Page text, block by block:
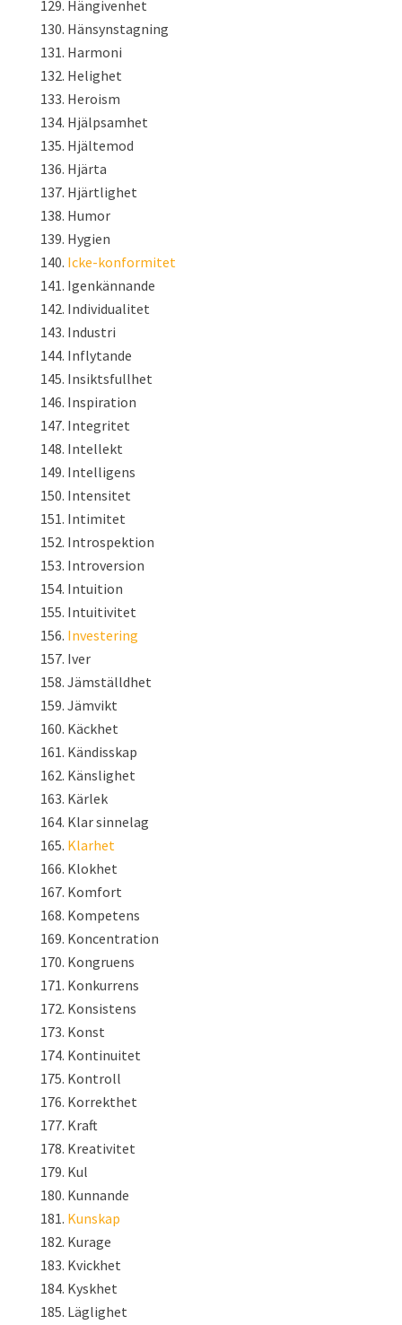
Hängivenhet
Hänsynstagning
Harmoni
Helighet
Heroism
Hjälpsamhet
Hjältemod
Hjärta
Hjärtlighet
Humor
Hygien
Icke-konformitet
Igenkännande
Individualitet
Industri
Inflytande
Insiktsfullhet
Inspiration
Integritet
Intellekt
Intelligens
Intensitet
Intimitet
Introspektion
Introversion
Intuition
Intuitivitet
Investering
Iver
Jämställdhet
Jämvikt
Käckhet
Kändisskap
Känslighet
Kärlek
Klar sinnelag
Klarhet
Klokhet
Komfort
Kompetens
Koncentration
Kongruens
Konkurrens
Konsistens
Konst
Kontinuitet
Kontroll
Korrekthet
Kraft
Kreativitet
Kul
Kunnande
Kunskap
Kurage
Kvickhet
Kyskhet
Läglighet